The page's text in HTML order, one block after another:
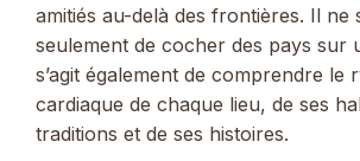
amitiés au-delà des frontières. Il ne
seulement de cocher des pays sur
s’agit également de comprendre le
cardiaque de chaque lieu, de ses
traditions et de ses histoires.